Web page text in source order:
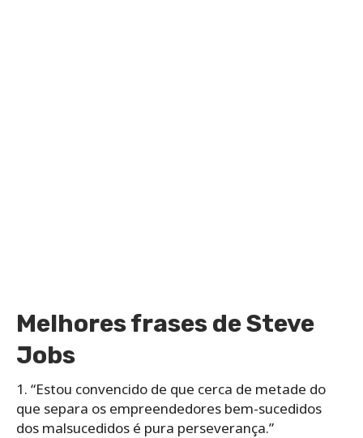
Melhores frases de Steve
Jobs
1. “Estou convencido de que cerca de metade do
que separa os empreendedores bem-sucedidos
dos malsucedidos é pura perseverança.”